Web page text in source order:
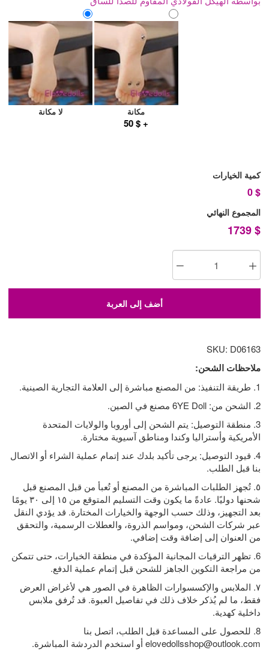
لا مكانة مكانة
+ $ 50
كمية الخيارات
$
0
المجموع النهائي
$
1739
أضف إلى العربة
SKU: D06163
ملاحظات الشحن:
1. طريقة التنفيذ: من المصنع مباشرة إلى العلامة التجارية الصينية.
2. الشحن من: 6YE Doll مصنع في الصين.
3. منطقة التوصيل: يتم الشحن إلى أوروبا والولايات المتحدة
الأمريكية وأستراليا وكندا ومناطق آسيوية مختارة.
4. قيود التوصيل: يرجى تأكيد بلدك عند إتمام عملية الشراء أو الاتصال
بنا قبل الطلب.
٥. تُجهز الطلبات المباشرة من المصنع أو تُعبأ من قبل المصنع قبل
شحنها دوليًا. عادةً ما يكون وقت التسليم المتوقع من ١٥ إلى ٣٠ يومًا
بعد التجهيز، وذلك حسب الوجهة والخيارات المختارة. قد يؤدي النقل
عبر شركات الشحن، ومواسم الذروة، والعطلات الرسمية، والتحقق
من العنوان إلى إضافة وقت إضافي.
6. تظهر الترقيات المجانية المؤكدة في منطقة الخيارات، حتى تتمكن
من مراجعة التكوين الجاهز للشحن قبل إتمام عملية الدفع.
٧. الملابس والإكسسوارات الظاهرة في الصور هي لأغراض العرض
فقط، ما لم يُذكر خلاف ذلك في تفاصيل العبوة. قد تُرفق ملابس
داخلية كهدية.
8. للحصول على المساعدة قبل الطلب، اتصل بنا
elovedollsshop@outlook.comأو استخدم الدردشة المباشرة.